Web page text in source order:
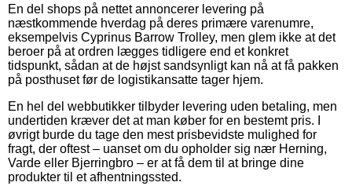
En del shops på nettet annoncerer levering på
næstkommende hverdag på deres primære varenumre,
eksempelvis Cyprinus Barrow Trolley, men glem ikke at det
beroer på at ordren lægges tidligere end et konkret
tidspunkt, sådan at de højst sandsynligt kan nå at få pakken
på posthuset før de logistikansatte tager hjem.
En hel del webbutikker tilbyder levering uden betaling, men
undertiden kræver det at man køber for en bestemt pris. I
øvrigt burde du tage den mest prisbevidste mulighed for
fragt, der oftest – uanset om du opholder sig nær Herning,
Varde eller Bjerringbro – er at få dem til at bringe dine
produkter til et afhentningssted.